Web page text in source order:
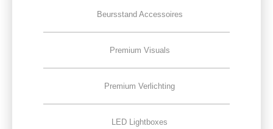
Beursstand Accessoires
Premium Visuals
Premium Verlichting
LED Lightboxes